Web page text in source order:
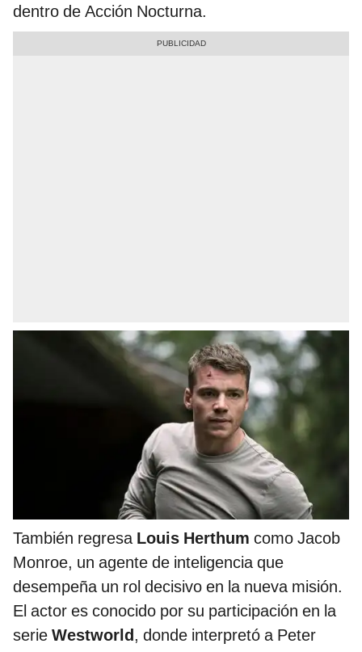
dentro de Acción Nocturna.
También regresa Louis Herthum como Jacob
Monroe, un agente de inteligencia que
desempeña un rol decisivo en la nueva misión.
El actor es conocido por su participación en la
serie Westworld, donde interpretó a Peter